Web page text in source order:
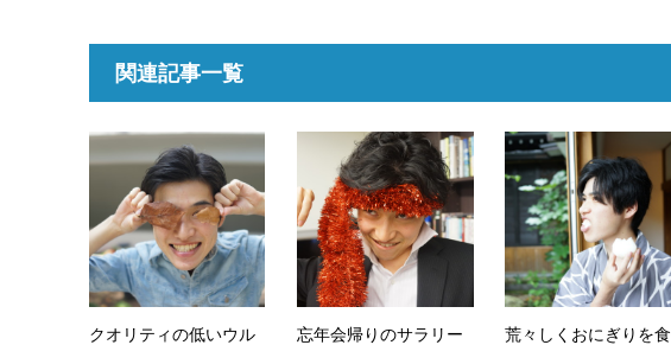
関連記事一覧
クオリティの低いウル
忘年会帰りのサラリー
荒々しくおにぎりを食